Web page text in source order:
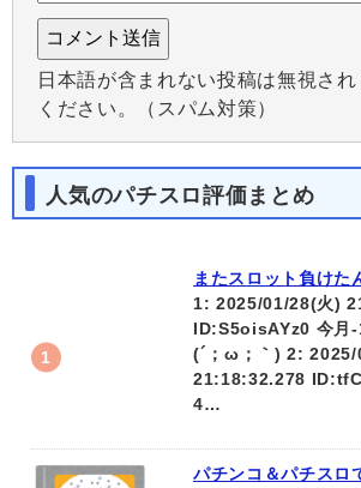
日本語が含まれない投稿は無視さ
ください。（スパム対策）
人気のパチスロ評価まとめ
またスロット負け
1: 2025/01/28(火)
ID:S5oisAYz0 今月
(´；ω；｀) 2: 2025/
21:18:32.278
4…
パチンコ＆パチスロ